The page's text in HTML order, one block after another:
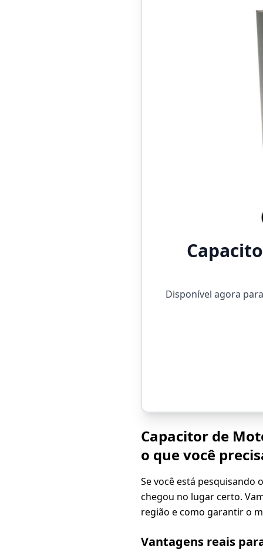
Disponível agora
Capacitor de
o que você
Se você está pesquisando o
chegou no lugar certo.
região e como garantir o
Vantagens reais